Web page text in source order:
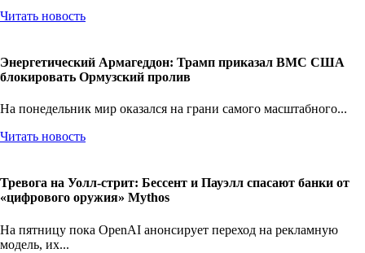
Читать новость
Энергетический Армагеддон: Трамп приказал ВМС США
блокировать Ормузский пролив
На понедельник мир оказался на грани самого масштабного...
Читать новость
Тревога на Уолл-стрит: Бессент и Пауэлл спасают банки от
«цифрового оружия» Mythos
На пятницу пока OpenAI анонсирует переход на рекламную
модель, их...